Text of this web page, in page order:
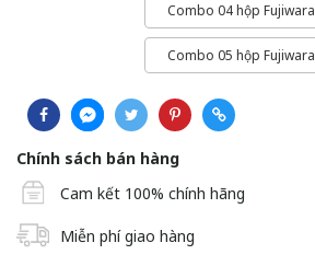
Combo 04 hộp Fujiwara
Combo 05 hộp Fujiwara
Chính sách bán hàng
Cam kết 100% chính hãng
Miễn phí giao hàng